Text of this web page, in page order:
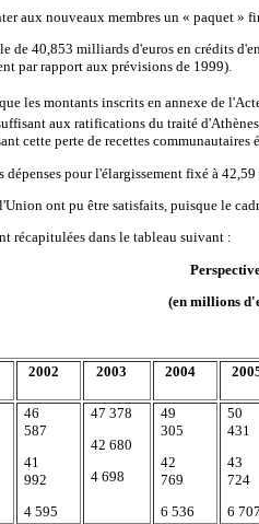
aux nouveaux membres un « paquet
40,853 milliards d'euros en crédits
par rapport aux prévisions de 1999).
les montants inscrits en annexe de
aux ratifications du traité
cette perte de recettes
pour l'élargissement fixé à
ont pu être satisfaits, puisque le
récapitulées dans le tableau suivant :
(en millions
2002 2003 2004
46
587
41
992
4 595
47 378
42 680
4 698
49
305
42
769
6 536
50
431
43
724
6 707